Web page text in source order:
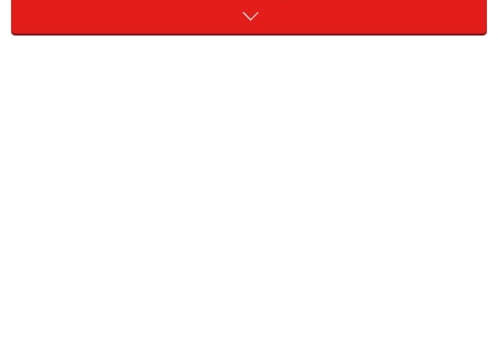
ニッポンのセックスレスな既婚カップルは増え続けてい